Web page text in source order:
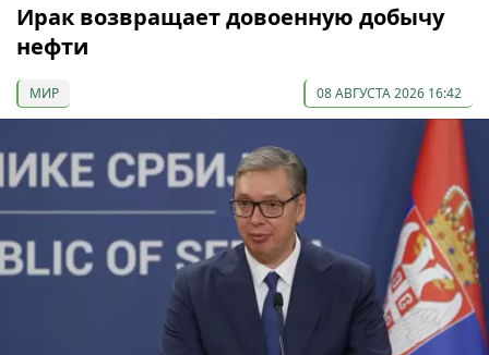
Ирак возвращает довоенную добычу
нефти
МИР 08 АВГУСТА 2026 16:42